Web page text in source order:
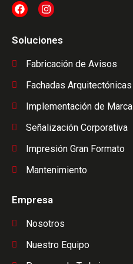
Soluciones
Fabricación de Avisos
Fachadas Arquitectónicas
Implementación de Marca
Señalización Corporativa
Impresión Gran Formato
Mantenimiento​
Empresa
Nosotros
Nuestro Equipo